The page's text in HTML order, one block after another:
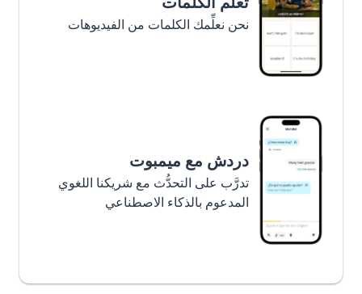
نحن نعلِّمك الكلمات من الفيديوهات
دردش مع ميمبوت
تدرَّب على التحدُّث مع شريكنا اللغوي
المدعوم بالذكاء الاصطناعي